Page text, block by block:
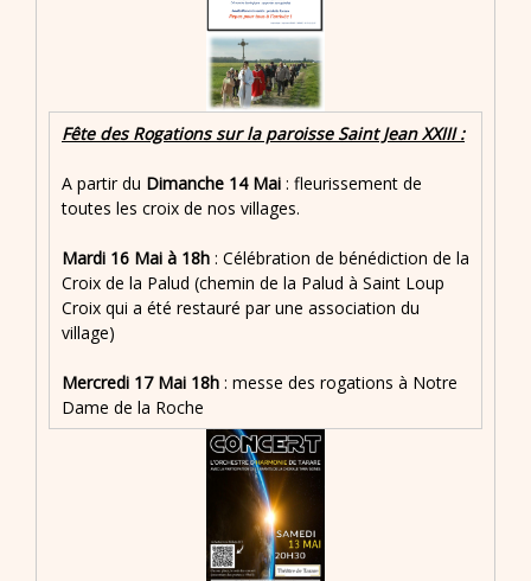
Fête des Rogations sur la paroisse Saint Jean XXIII :
A partir du Dimanche 14 Mai : fleurissement de
toutes les croix de nos villages.
Mardi 16 Mai à 18h : Célébration de bénédiction de la
Croix de la Palud (chemin de la Palud à Saint Loup
Croix qui a été restauré par une association du
village)
Mercredi 17 Mai 18h : messe des rogations à Notre
Dame de la Roche